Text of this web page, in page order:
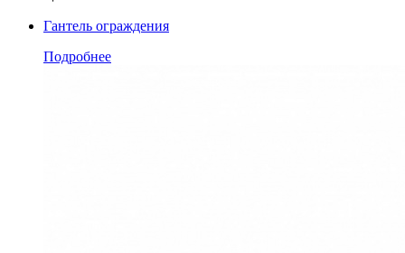
Гантель ограждения
Подробнее